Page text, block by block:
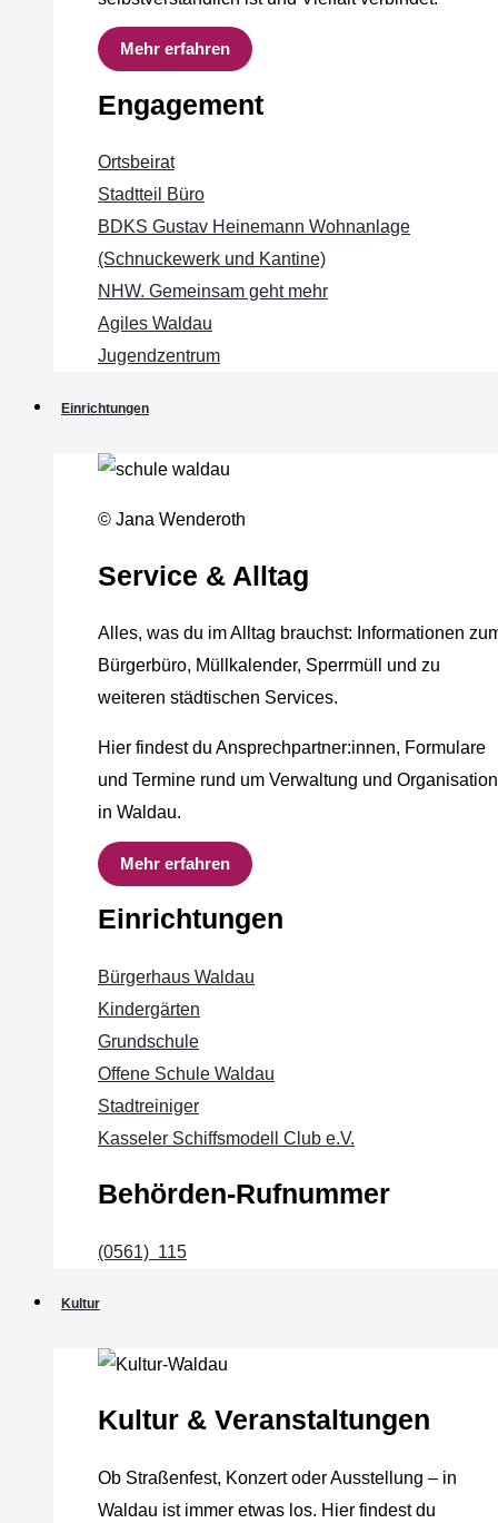
Mehr erfahren
Engagement
Ortsbeirat
Stadtteil Büro
BDKS Gustav Heinemann Wohnanlage
(Schnuckewerk und Kantine)
NHW. Gemeinsam geht mehr
Agiles Waldau
Jugendzentrum
Einrichtungen
© Jana Wenderoth
Service & Alltag
Alles, was du im Alltag brauchst: Informationen
Bürgerbüro, Müllkalender, Sperrmüll und zu
weiteren städtischen Services.
Hier findest du Ansprechpartner:innen, Formulare
und Termine rund um Verwaltung und Organisation
in Waldau.
Mehr erfahren
Einrichtungen
Bürgerhaus Waldau
Kindergärten
Grundschule
Offene Schule Waldau
Stadtreiniger
Kasseler Schiffsmodell Club e.V.
Behörden-Rufnummer
(0561) 115
Kultur
Kultur & Veranstaltungen
Ob Straßenfest, Konzert oder Ausstellung – in
Waldau ist immer etwas los. Hier findest du